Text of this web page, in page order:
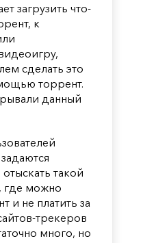
загрузить что-
к
сделать это
торрент.
данный
такой
где можно
и не платить за
трекеров
много, но